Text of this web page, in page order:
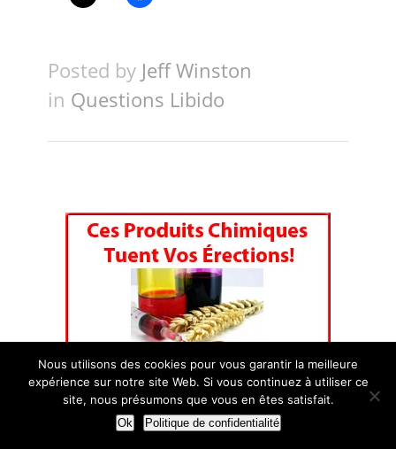
Posted by Jeff Winston
in Questions Libido
Nous utilisons des cookies pour vous garantir la meilleure
expérience sur notre site Web. Si vous continuez à utiliser ce
site, nous présumons que vous en êtes satisfait.
Ok Politique de confidentialité